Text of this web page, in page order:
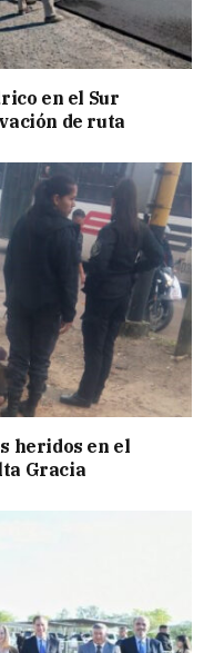
en el Sur
de ruta
heridos en el
Gracia